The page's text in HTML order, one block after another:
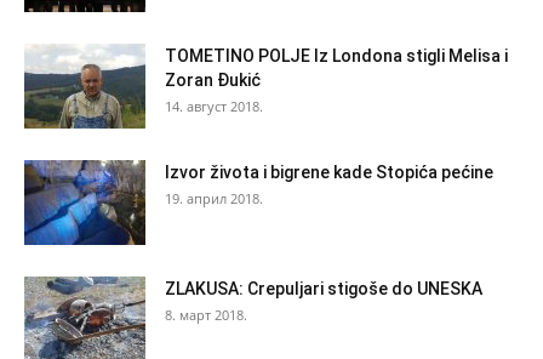
TOMETINO POLJE Iz Londona stigli Melisa i
Zoran Đukić
14. август 2018.
Izvor života i bigrene kade Stopića pećine
19. април 2018.
ZLAKUSA: Crepuljari stigoše do UNESKA
8. март 2018.